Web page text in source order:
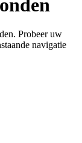
Probeer uw
navigatie